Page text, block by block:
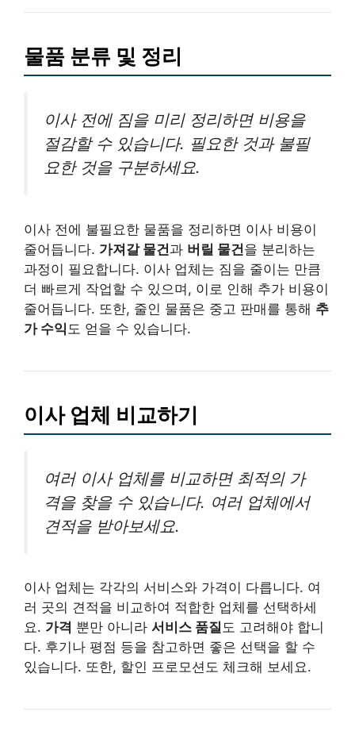
물품 분류 및 정리
이사 전에 짐을 미리 정리하면 비용을
절감할 수 있습니다. 필요한 것과 불필
요한 것을 구분하세요.
이사 전에 불필요한 물품을 정리하면 이사 비용이
줄어듭니다. 가져갈 물건과 버릴 물건을 분리하는
과정이 필요합니다. 이사 업체는 짐을 줄이는 만큼
더 빠르게 작업할 수 있으며, 이로 인해 추가 비용이
줄어듭니다. 또한, 줄인 물품은 중고 판매를 통해 추
가 수익 도 얻을 수 있습니다.
이사 업체 비교하기
여러 이사 업체를 비교하면 최적의 가
격을 찾을 수 있습니다. 여러 업체에서
견적을 받아보세요.
이사 업체는 각각의 서비스와 가격이 다릅니다. 여
러 곳의 견적을 비교하여 적합한 업체를 선택하세
요. 가격 뿐만 아니라 서비스 품질도 고려해야 합니
다. 후기나 평점 등을 참고하면 좋은 선택을 할 수
있습니다. 또한, 할인 프로모션도 체크해 보세요.